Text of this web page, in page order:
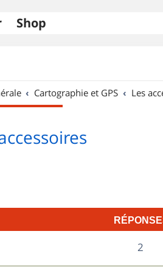
Shop
Cartographie et GPS Les
2R
é